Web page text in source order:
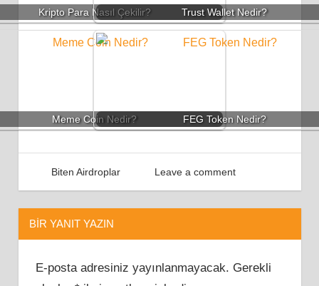
Kripto Para Nasıl Çekilir? Trust Wallet Nedir?
Meme Coin Nedir? FEG Token Nedir?
Kazan
Mayıs 18, 2022
Airdrop Türkiye
Biten Airdroplar Leave a comment
BIR YANIT YAZIN
E-posta adresiniz yayınlanmayacak. Gerekli